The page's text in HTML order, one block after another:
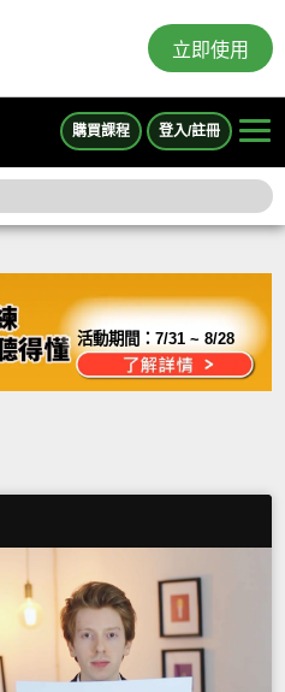
立即使用
購買課程 登入/註冊
活動期間：7/31 ~ 8/28